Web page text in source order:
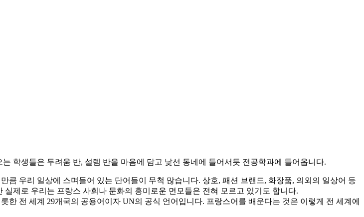
학생들은 두려움 반, 설렘 반을 마음에 담고 낯선 동네에 들어서듯 전공학과에 들어옵니다.
우리 일상에 스며들어 있는 단어들이 무척 많습니다. 상호, 패션 브랜드, 화장품, 의외의 일상어 등
제로 우리는 프랑스 사회나 문화의 흥미로운 면모들은 전혀 모르고 있기도 합니다.
전 세계 29개국의 공용어이자 UN의 공식 언어입니다. 프랑스어를 배운다는 것은 이렇게 전 세계에